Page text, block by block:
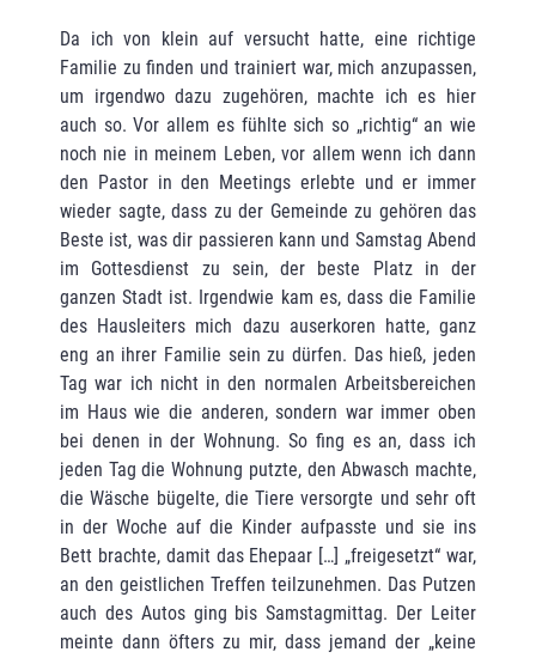
Da ich von klein auf versucht hatte, eine richtige
Familie zu finden und trainiert war, mich anzupassen,
um irgendwo dazu zugehören, machte ich es hier
auch so. Vor allem es fühlte sich so „richtig“ an wie
noch nie in meinem Leben, vor allem wenn ich dann
den Pastor in den Meetings erlebte und er immer
wieder sagte, dass zu der Gemeinde zu gehören das
Beste ist, was dir passieren kann und Samstag Abend
im Gottesdienst zu sein, der beste Platz in der
ganzen Stadt ist. Irgendwie kam es, dass die Familie
des Hausleiters mich dazu auserkoren hatte, ganz
eng an ihrer Familie sein zu dürfen. Das hieß, jeden
Tag war ich nicht in den normalen Arbeitsbereichen
im Haus wie die anderen, sondern war immer oben
bei denen in der Wohnung. So fing es an, dass ich
jeden Tag die Wohnung putzte, den Abwasch machte,
die Wäsche bügelte, die Tiere versorgte und sehr oft
in der Woche auf die Kinder aufpasste und sie ins
Bett brachte, damit das Ehepaar […] „freigesetzt“ war,
an den geistlichen Treffen teilzunehmen. Das Putzen
auch des Autos ging bis Samstagmittag. Der Leiter
meinte dann öfters zu mir, dass jemand der „keine